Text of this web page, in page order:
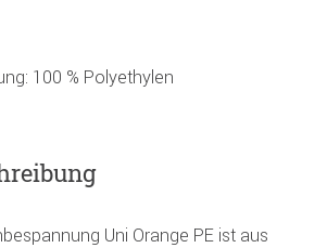
100 % Polyethylen
Uni Orange PE ist aus